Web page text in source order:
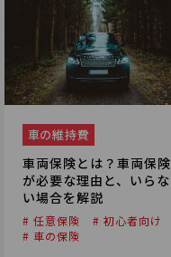
車の維持費
車両保険とは？車両保険
が必要な理由と、いらな
い場合を解説
# 任意保険
# 初心者向け
# 車の保険